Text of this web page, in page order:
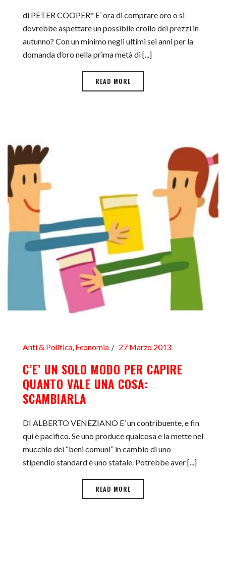
di PETER COOPER* E’ ora di comprare oro o si
dovrebbe aspettare un possibile crollo dei prezzi in
autunno? Con un minimo negli ultimi sei anni per la
domanda d’oro nella prima metà di [...]
READ MORE
Anti & Politica Economia 27 Marzo 2013
C’E’ UN SOLO MODO PER CAPIRE
QUANTO VALE UNA COSA:
SCAMBIARLA
DI ALBERTO VENEZIANO E’ un contribuente, e fin
qui è pacifico. Se uno produce qualcosa e la mette nel
mucchio dei “beni comuni” in cambio di uno
stipendio standard è uno statale. Potrebbe aver [...]
READ MORE